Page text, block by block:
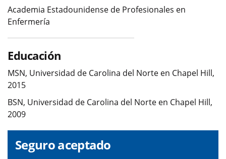
Academia Estadounidense de Profesionales en
Enfermería
Educación
MSN, Universidad de Carolina del Norte en Chapel Hill,
2015
BSN, Universidad de Carolina del Norte en Chapel Hill,
2009
Seguro aceptado